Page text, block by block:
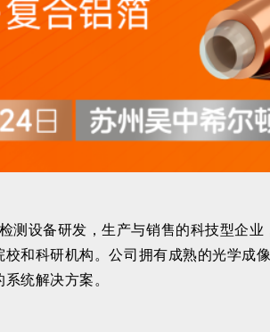
测设备研发，生产与销售的科技型企
和科研机构。公司拥有成熟的光学
统解决方案。